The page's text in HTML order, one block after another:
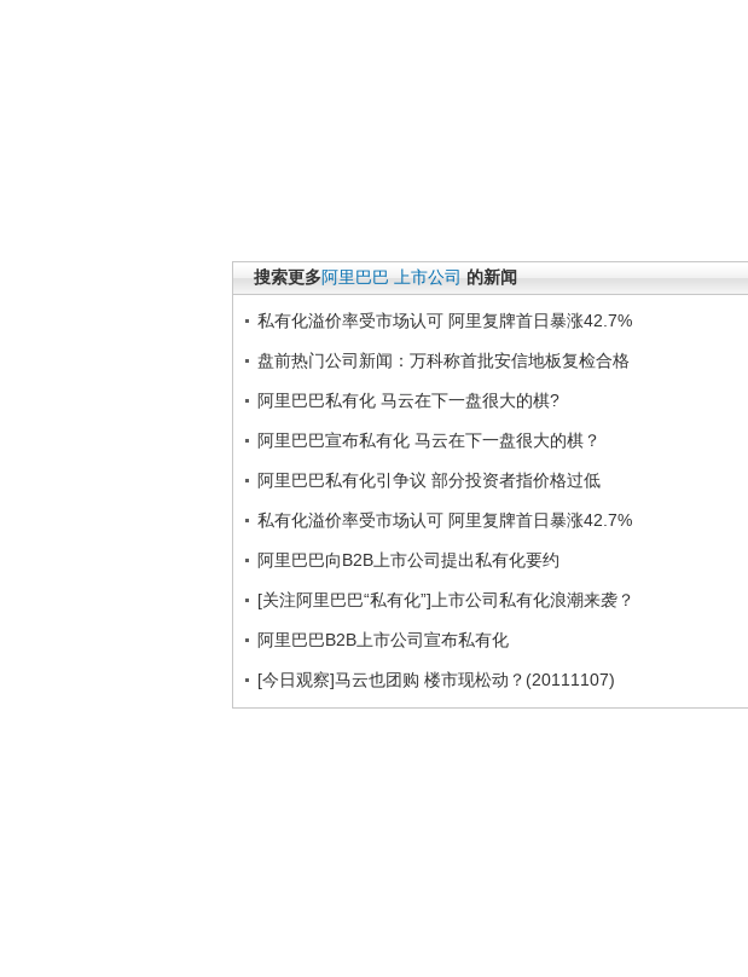
搜索更多阿里巴巴 上市公司 的新闻
私有化溢价率受市场认可 阿里复牌首日暴涨42.7%
盘前热门公司新闻：万科称首批安信地板复检合格
阿里巴巴私有化 马云在下一盘很大的棋?
阿里巴巴宣布私有化 马云在下一盘很大的棋？
阿里巴巴私有化引争议 部分投资者指价格过低
私有化溢价率受市场认可 阿里复牌首日暴涨42.7%
阿里巴巴向B2B上市公司提出私有化要约
[关注阿里巴巴“私有化”]上市公司私有化浪潮来袭？
阿里巴巴B2B上市公司宣布私有化
[今日观察]马云也团购 楼市现松动？(20111107)